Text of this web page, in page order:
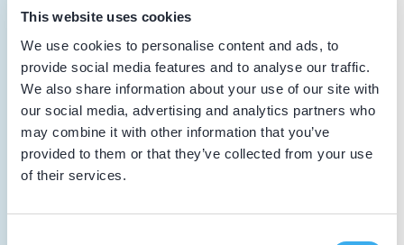
This website uses cookies
We use cookies to personalise content and ads, to
provide social media features and to analyse our traffic.
We also share information about your use of our site with
our social media, advertising and analytics partners who
may combine it with other information that you’ve
provided to them or that they’ve collected from your use
of their services.
kaak. Een update!
30-11-2024
Bruxisme en pijnklachten: wat kun je
ermee?
Vakinhoudelijke scholing